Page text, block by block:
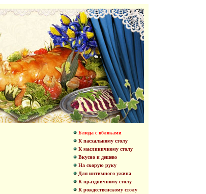
Блюда с яблоками
К пасхальному столу
К маслиничному столу
Вкусно и дешево
На скорую руку
Для интимного ужина
К праздничному столу
К рождественскому столу